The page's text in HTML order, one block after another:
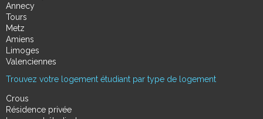
Annecy
Tours
Metz
Amiens
Limoges
Valenciennes
Trouvez votre logement étudiant par type de logement
Crous
Résidence privée